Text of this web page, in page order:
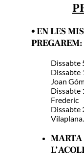
• EN LES
PREGAREM:
Dissabte
Dissabte
Joan
Dissabte
Frederic
Dissabte
Vilaplana.
MARTA